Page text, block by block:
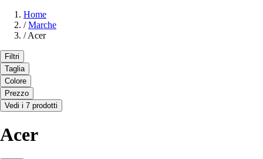
Home
/ Marche
/ Acer
Filtri
Taglia
Colore
Prezzo
Vedi i 7 prodotti
Acer